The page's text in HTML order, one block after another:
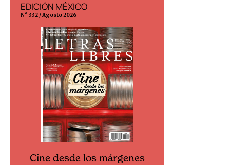
EDICIÓN MÉXICO
N° 332 / Agosto 2026
Cine desde los márgenes